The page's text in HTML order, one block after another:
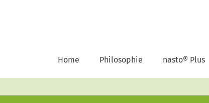
Home Philosophie nasto® Plus